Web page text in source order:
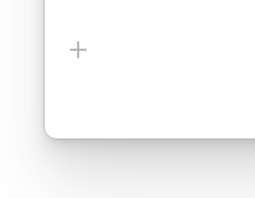
Ingrédients